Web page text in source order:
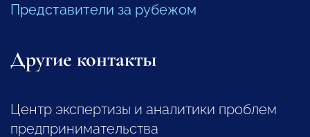
Представители за рубежом
Другие контакты
Центр экспертизы и аналитики проблем
предпринимательства